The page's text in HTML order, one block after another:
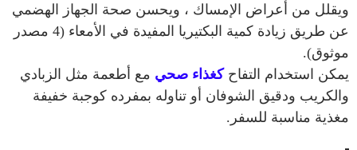
ويقلل من أعراض الإمساك ، ويحسن صحة الجهاز الهضمي
عن طريق زيادة كمية البكتيريا المفيدة في الأمعاء (4 مصدر
موثوق).
يمكن استخدام التفاح كغذاء صحي مع أطعمة مثل الزبادي
والكريب ودقيق الشوفان أو تناوله بمفرده كوجبة خفيفة
مغذية مناسبة للسفر.